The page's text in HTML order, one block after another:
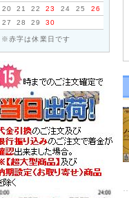
20
21 22 23 24 25
26
27
28 29 30
※赤字は休業日です